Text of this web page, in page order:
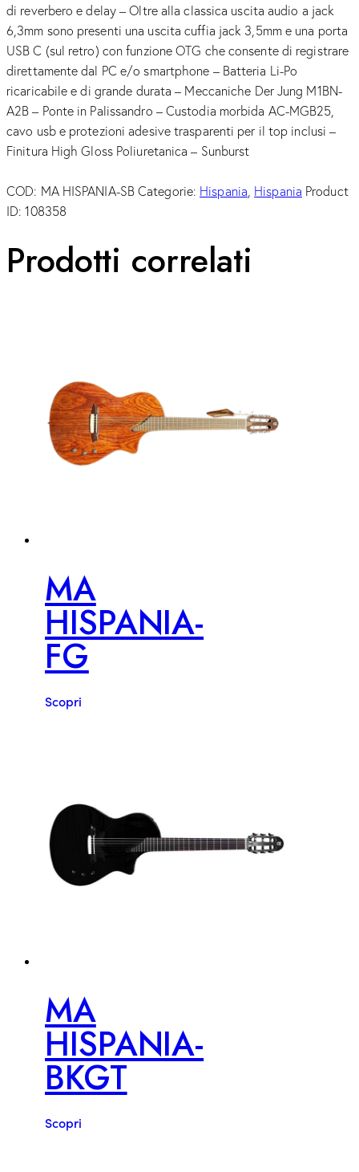
di reverbero e delay – Oltre alla classica uscita audio a jack
6,3mm sono presenti una uscita cuffia jack 3,5mm e una porta
USB C (sul retro) con funzione OTG che consente di registrare
direttamente dal PC e/o smartphone – Batteria Li-Po
ricaricabile e di grande durata – Meccaniche Der Jung M1BN-
A2B – Ponte in Palissandro – Custodia morbida AC-MGB25,
cavo usb e protezioni adesive trasparenti per il top inclusi –
Finitura High Gloss Poliuretanica – Sunburst
COD: MA HISPANIA-SB Categorie: Hispania, Hispania Product
ID:108358
Prodotti correlati
MA
HISPANIA-
FG
Scopri
MA
HISPANIA-
BKGT
Scopri